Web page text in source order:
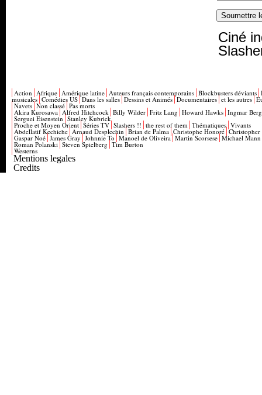
Ciné
Action Afrique Amérique latine Auteurs français contemporains Blockbusters déviants
musicales Comédies US Dans les salles Dessins et Animés Documentaires et les autres
Navets Non classé Pas morts
Akira Kurosawa Alfred Hitchcock Billy Wilder Fritz Lang Howard Hawks Ingmar
Serguei Eisenstein Stanley Kubrick
Proche et Moyen Orient Séries TV Slashers !! the rest of them Thématiques Vivants
Abdellatif Kechiche Arnaud Desplechin Brian de Palma Christophe Honoré
Gaspar Noé James Gray Johnnie To Manoel de Oliveira Martin Scorsese Michael Mann
Roman Polanski Steven Spielberg Tim Burton
Westerns
Mentions legales
Credits